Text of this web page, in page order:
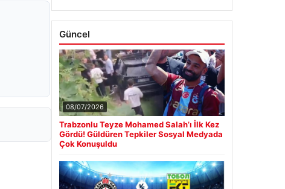
Güncel
08/07/2026
Trabzonlu Teyze Mohamed Salah’ı İlk Kez
Gördü! Güldüren Tepkiler Sosyal Medyada
Çok Konuşuldu